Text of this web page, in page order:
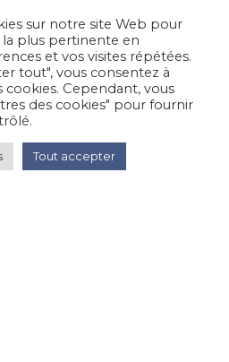
près d’Anduze,
sur notre site Web pour
plus pertinente en
et vos visites répétées.
tout", vous consentez à
cookies. Cependant, vous
des cookies" pour fournir
Tout accepter